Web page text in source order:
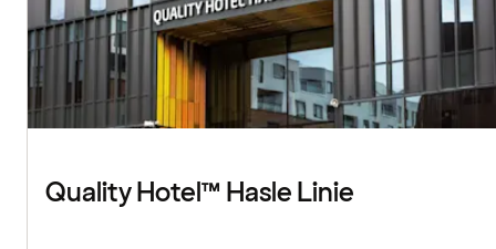
Quality Hotel™ Hasle Linie